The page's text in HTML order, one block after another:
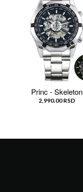
Princ - Skeleton
2,990.00 RSD